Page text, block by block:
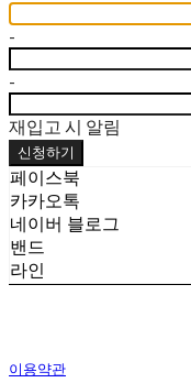
-
-
재입고 시 알림
신청하기
페이스북
카카오톡
네이버 블로그
밴드
라인
이용약관